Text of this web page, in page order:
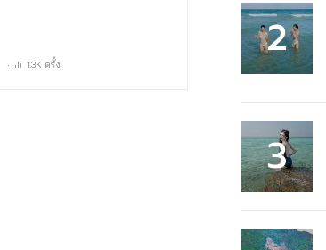
1.3K ครั้ง